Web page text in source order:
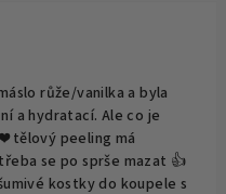
5 z 5 hvězdiček.
růže/vanilka a byla
a hydratací. Ale co je
tělový peeling má
se po sprše mazat 👍
kostky do koupele s